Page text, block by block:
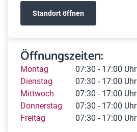
Standort öffnen
Öffnungszeiten:
Montag
07:30 - 17:00 Uhr
Dienstag
07:30 - 17:00 Uhr
Mittwoch
07:30 - 17:00 Uhr
Donnerstag
07:30 - 17:00 Uhr
Freitag
07:30 - 17:00 Uhr